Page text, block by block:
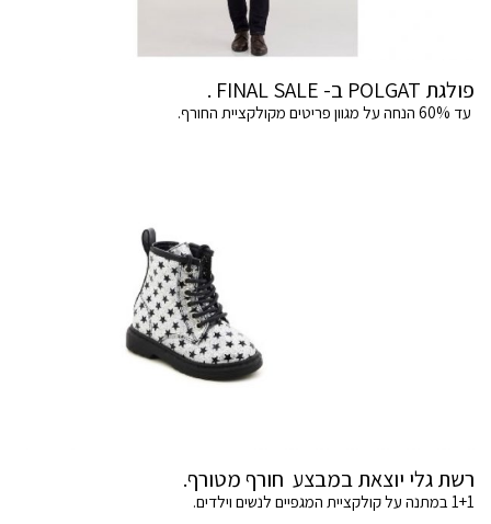
פולגת POLGAT ב- FINAL SALE .
עד 60% הנחה על מגוון פריטים מקולקציית החורף.
רשת גלי יוצאת במבצע חורף מטורף.
1+1 במתנה על קולקציית המגפיים לנשים וילדים.